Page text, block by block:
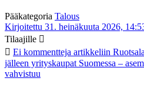
Pääkategoria Talous
Kirjoitettu 31. heinäkuuta 2026,
Tilaajille
Ei kommentteja artikkeliin
jälleen yrityskaupat Suomessa –
vahvistuu